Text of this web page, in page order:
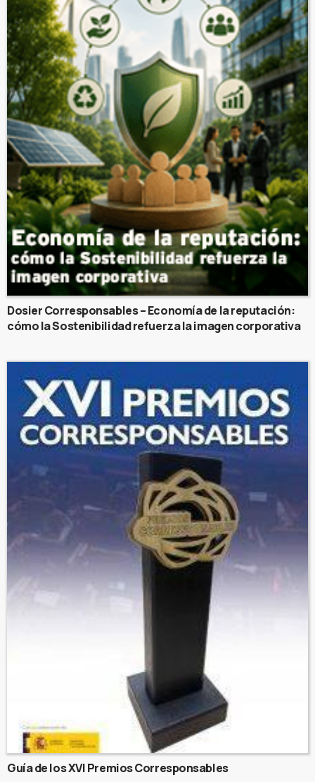
Dosier Corresponsables – Economía de la reputación:
cómo la Sostenibilidad refuerza la imagen corporativa
Guía de los XVI Premios Corresponsables